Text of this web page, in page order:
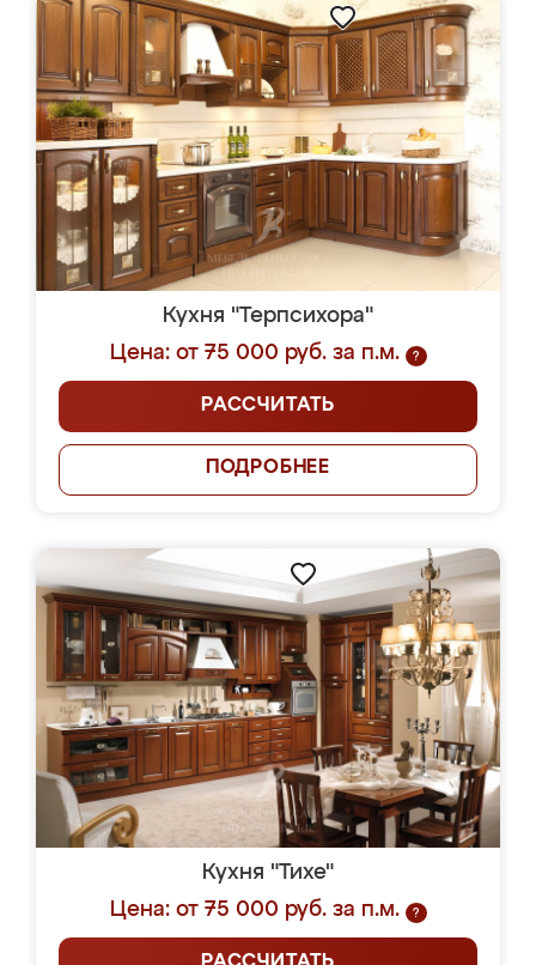
Кухня "Терпсихора"
Цена: от 75 000 руб. за п.м.
?
РАССЧИТАТЬ
ПОДРОБНЕЕ
Кухня "Тихе"
Цена: от 75 000 руб. за п.м.
?